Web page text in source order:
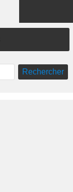
Rechercher